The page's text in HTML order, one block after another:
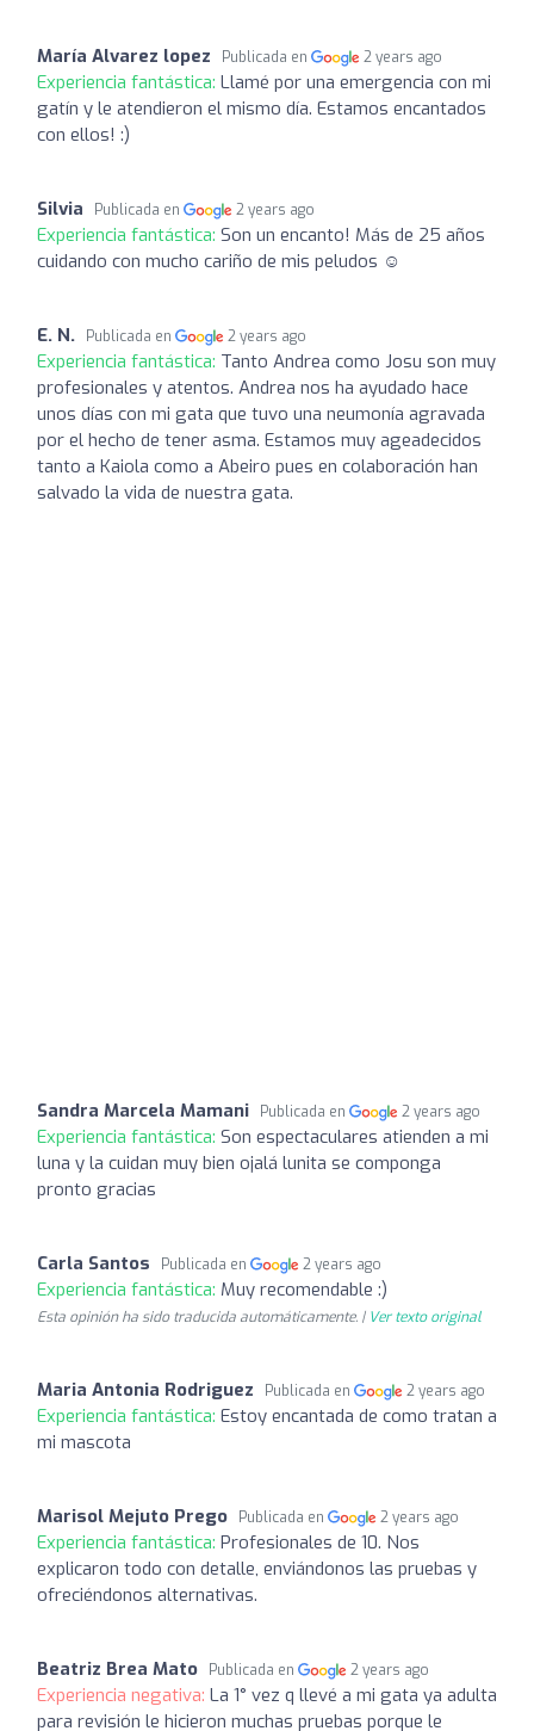
María Alvarez lopez Publicada en 2 years ago
Experiencia fantástica: Llamé por una emergencia con mi
gatín y le atendieron el mismo día. Estamos encantados
con ellos! :)
Silvia Publicada en 2 years ago
Experiencia fantástica: Son un encanto! Más de 25 años
cuidando con mucho cariño de mis peludos ☺️
E. N. Publicada en 2 years ago
Experiencia fantástica: Tanto Andrea como Josu son muy
profesionales y atentos. Andrea nos ha ayudado hace
unos días con mi gata que tuvo una neumonía agravada
por el hecho de tener asma. Estamos muy ageadecidos
tanto a Kaiola como a Abeiro pues en colaboración han
salvado la vida de nuestra gata.
Sandra Marcela Mamani Publicada en 2 years ago
Experiencia fantástica: Son espectaculares atienden a mi
luna y la cuidan muy bien ojalá lunita se componga
pronto gracias
Carla Santos Publicada en 2 years ago
Experiencia fantástica: Muy recomendable :)
Esta opinión ha sido traducida automáticamente. | Ver texto original
Maria Antonia Rodriguez Publicada en 2 years ago
Experiencia fantástica: Estoy encantada de como tratan a
mi mascota
Marisol Mejuto Prego Publicada en 2 years ago
Experiencia fantástica: Profesionales de 10. Nos
explicaron todo con detalle, enviándonos las pruebas y
ofreciéndonos alternativas.
Beatriz Brea Mato Publicada en 2 years ago
Experiencia negativa: La 1° vez q llevé a mi gata ya adulta
para revisión le hicieron muchas pruebas porque le